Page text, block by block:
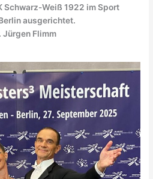
Schwarz-Weiß 1922 im Sport
ausgerichtet.
Jürgen Flimm